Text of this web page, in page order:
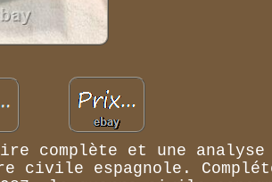
complète et une
civile espagnole.